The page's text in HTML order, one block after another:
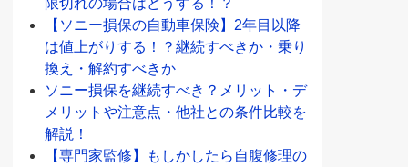
限切れの場合はどうする！？
【ソニー損保の自動車保険】2年目以降
は値上がりする！？継続すべきか・乗り
換え・解約すべきか
ソニー損保を継続すべき？メリット・デ
メリットや注意点・他社との条件比較を
解説！
【専門家監修】もしかしたら自腹修理の